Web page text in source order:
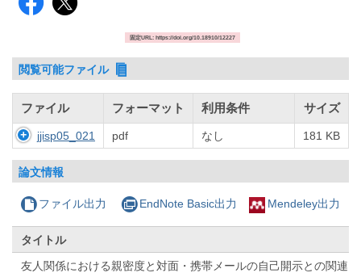
固定URL: https://doi.org/10.18910/12227
閲覧可能ファイル
ファイル フォーマット 利用条件 サイズ
jjisp05_021 pdf なし 181 KB
論文情報
ファイル出力 EndNote Basic出力 Mendeley出力
タイトル
友人関係における親密度と対面・携帯メールの自己開示との関連